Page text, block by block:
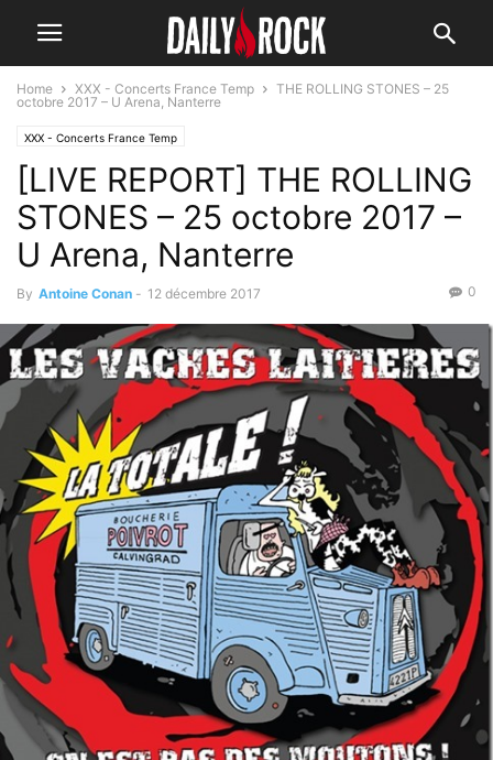
Home XXX - Concerts France Temp
THE ROLLING STONES – 25
octobre 2017 – U Arena, Nanterre
XXX - Concerts France Temp
[LIVE REPORT] THE ROLLING
STONES – 25 octobre 2017 –
U Arena, Nanterre
By Antoine Conan - 12 décembre 2017 0